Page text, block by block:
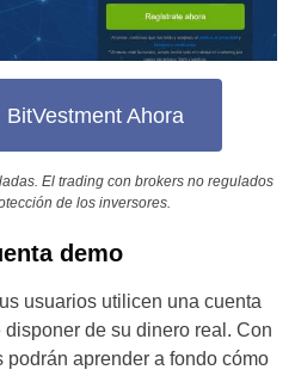
Ahora
El trading con brokers no regulados
de los inversores.
demo
usuarios utilicen una cuenta
de su dinero real. Con
aprender a fondo cómo